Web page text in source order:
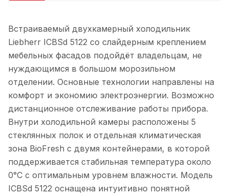
Встраиваемый двухкамерный холодильник
Liebherr ICBSd 5122 со слайдерным креплением
мебельных фасадов подойдёт владельцам, не
нуждающимся в большом морозильном
отделении. Основные технологии направлены на
комфорт и экономию электроэнергии. Возможно
дистанционное отслеживание работы прибора.
Внутри холодильной камеры расположены 5
стеклянных полок и отдельная климатическая
зона BioFresh с двумя контейнерами, в которой
поддерживается стабильная температура около
0°C с оптимальным уровнем влажности. Модель
ICBSd 5122 оснащена интуитивно понятной